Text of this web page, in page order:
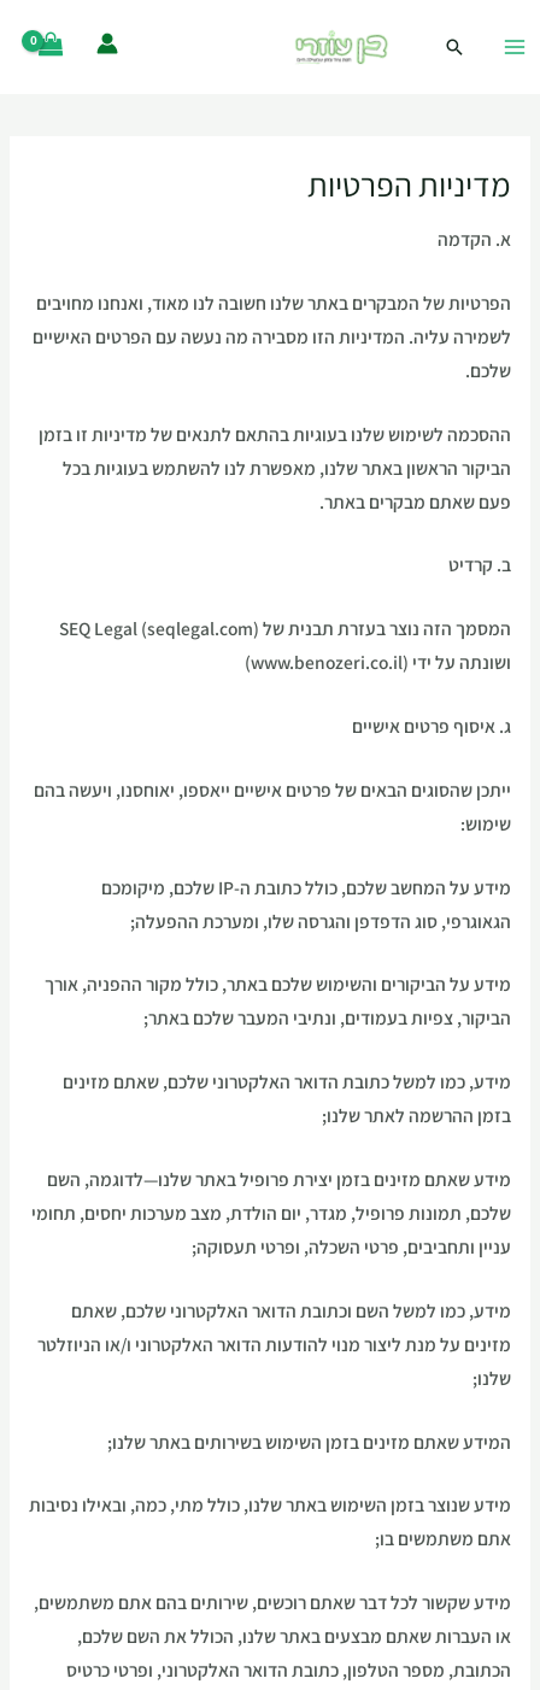
מדיניות הפרטיות
א. הקדמה
הפרטיות של המבקרים באתר שלנו חשובה לנו מאוד, ואנחנו מחויבים
לשמירה עליה. המדיניות הזו מסבירה מה נעשה עם הפרטים האישיים
שלכם.
ההסכמה לשימוש שלנו בעוגיות בהתאם לתנאים של מדיניות זו בזמן
הביקור הראשון באתר שלנו, מאפשרת לנו להשתמש בעוגיות בכל
פעם שאתם מבקרים באתר.
ב. קרדיט
המסמך הזה נוצר בעזרת תבנית של SEQ Legal (seqlegal.com)
ושונתה על ידי (www.benozeri.co.il)
ג. איסוף פרטים אישיים
ייתכן שהסוגים הבאים של פרטים אישיים ייאספו, יאוחסנו, ויעשה בהם
שימוש:
מידע על המחשב שלכם, כולל כתובת ה-IP שלכם, מיקומכם
הגאוגרפי, סוג הדפדפן והגרסה שלו, ומערכת ההפעלה;
מידע על הביקורים והשימוש שלכם באתר, כולל מקור ההפניה, אורך
הביקור, צפיות בעמודים, ונתיבי המעבר שלכם באתר;
מידע, כמו למשל כתובת הדואר האלקטרוני שלכם, שאתם מזינים
בזמן ההרשמה לאתר שלנו;
מידע שאתם מזינים בזמן יצירת פרופיל באתר שלנו—לדוגמה, השם
שלכם, תמונות פרופיל, מגדר, יום הולדת, מצב מערכות יחסים, תחומי
עניין ותחביבים, פרטי השכלה, ופרטי תעסוקה;
מידע, כמו למשל השם וכתובת הדואר האלקטרוני שלכם, שאתם
מזינים על מנת ליצור מנוי להודעות הדואר האלקטרוני ו/או הניוזלטר
שלנו;
המידע שאתם מזינים בזמן השימוש בשירותים באתר שלנו;
מידע שנוצר בזמן השימוש באתר שלנו, כולל מתי, כמה, ובאילו נסיבות
אתם משתמשים בו;
מידע שקשור לכל דבר שאתם רוכשים, שירותים בהם אתם משתמשים,
או העברות שאתם מבצעים באתר שלנו, הכולל את השם שלכם,
הכתובת, מספר הטלפון, כתובת הדואר האלקטרוני, ופרטי כרטיס